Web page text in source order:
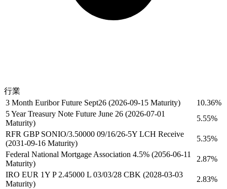
行業
3 Month Euribor Future Sept26 (2026-09-15 Maturity)
10.36%
5 Year Treasury Note Future June 26 (2026-07-01
Maturity)
5.55%
RFR GBP SONIO/3.50000 09/16/26-5Y LCH Receive
(2031-09-16 Maturity)
5.35%
Federal National Mortgage Association 4.5% (2056-06-11
Maturity)
2.87%
IRO EUR 1Y P 2.45000 L 03/03/28 CBK (2028-03-03
Maturity)
2.83%